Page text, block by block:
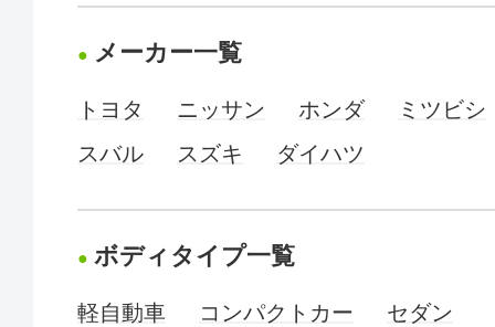
メーカー一覧
トヨタ ニッサン ホンダ
ミツビシ
スバル
スズキ ダイハツ
ボディタイプ一覧
軽自動車 コンパクトカー
セダン